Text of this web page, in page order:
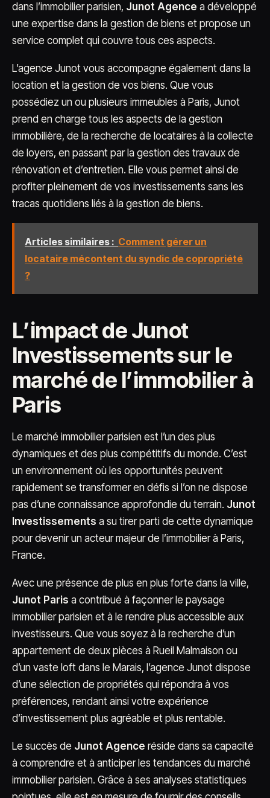
dans l’immobilier parisien, Junot Agence a développé
une expertise dans la gestion de biens et propose un
service complet qui couvre tous ces aspects.
L’agence Junot vous accompagne également dans la
location et la gestion de vos biens. Que vous
possédiez un ou plusieurs immeubles à Paris, Junot
prend en charge tous les aspects de la gestion
immobilière, de la recherche de locataires à la collecte
de loyers, en passant par la gestion des travaux de
rénovation et d’entretien. Elle vous permet ainsi de
profiter pleinement de vos investissements sans les
tracas quotidiens liés à la gestion de biens.
Articles similaires : Comment gérer un
locataire mécontent du syndic de copropriété
?
L’impact de Junot
Investissements sur le
marché de l’immobilier à
Paris
Le marché immobilier parisien est l’un des plus
dynamiques et des plus compétitifs du monde. C’est
un environnement où les opportunités peuvent
rapidement se transformer en défis si l’on ne dispose
pas d’une connaissance approfondie du terrain. Junot
Investissements a su tirer parti de cette dynamique
pour devenir un acteur majeur de l’immobilier à Paris,
France.
Avec une présence de plus en plus forte dans la ville,
Junot Paris a contribué à façonner le paysage
immobilier parisien et à le rendre plus accessible aux
investisseurs. Que vous soyez à la recherche d’un
appartement de deux pièces à Rueil Malmaison ou
d’un vaste loft dans le Marais, l’agence Junot dispose
d’une sélection de propriétés qui répondra à vos
préférences, rendant ainsi votre expérience
d’investissement plus agréable et plus rentable.
Le succès de Junot Agence réside dans sa capacité
à comprendre et à anticiper les tendances du marché
immobilier parisien. Grâce à ses analyses statistiques